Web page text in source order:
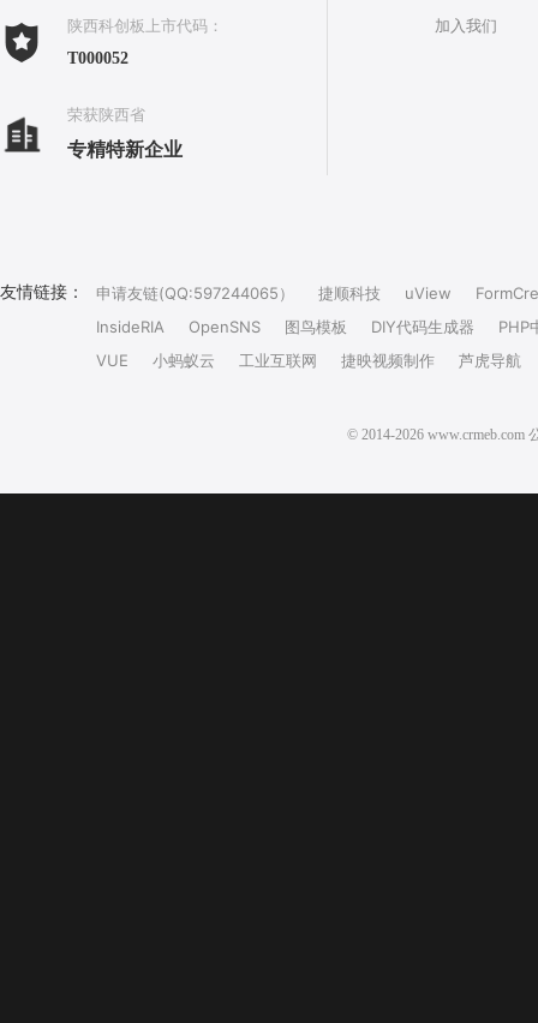
陕西科创板上市代码：
T000052
荣获陕西省
专精特新企业
加入我们
友情链接： 申请友链(QQ:597244065） 捷顺科技 uView
InsideRIA
OpenSNS 图鸟模板 DIY代码生成器
PHP
VUE
小蚂蚁云 工业互联网 捷映视频制作 芦虎导航
© 2014-2026